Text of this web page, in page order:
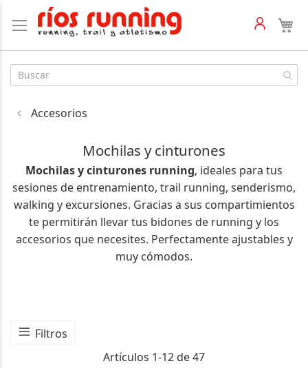
Accesorios
Mochilas y cinturones
Mochilas y cinturones running, ideales para tus
sesiones de entrenamiento, trail running, senderismo,
walking y excursiones. Gracias a sus compartimientos
te permitirán llevar tus bidones de running y los
accesorios que necesites. Perfectamente ajustables y
muy cómodos.
Artículos 1-12 de47
Filtros